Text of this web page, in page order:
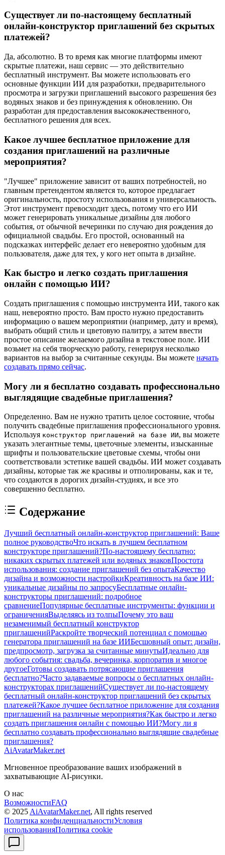
Существует ли по-настоящему бесплатный
онлайн-конструктор приглашений без скрытых
платежей?
Да, абсолютно. В то время как многие платформы имеют
скрытые платежи, наш сервис — это действительно
бесплатный инструмент. Вы можете использовать его
основные функции ИИ для разработки, предварительного
просмотра и загрузки приглашений высокого разрешения без
водяных знаков и без принуждения к обновлению. Он
разработан для предоставления высококачественного,
бесплатного решения для всех.
Какое лучшее бесплатное приложение для
создания приглашений на различные
мероприятия?
"Лучшее" приложение зависит от ваших потребностей, но
главным претендентом является то, которое предлагает
оригинальность, простоту использования и универсальность.
Этот инструмент превосходит здесь, потому что его ИИ
может генерировать уникальные дизайны для любого
события, от обычной вечеринки по случаю дня рождения до
официальной свадьбы. Его простой, основанный на
подсказках интерфейс делает его невероятно удобным для
пользователя, даже для тех, у кого нет опыта в дизайне.
Как быстро и легко создать приглашения
онлайн с помощью ИИ?
Создать приглашения с помощью инструмента ИИ, такого как
наш, невероятно просто. Вам просто нужно предоставить
информацию о вашем мероприятии (например, дату и время),
выбрать общий стиль и цветовую палитру, а затем ввести
простое описание желаемого дизайна в текстовое поле. ИИ
возьмет на себя творческую работу, генерируя несколько
вариантов на выбор за считанные секунды. Вы можете начать
создавать прямо сейчас.
Могу ли я бесплатно создавать профессионально
выглядящие свадебные приглашения?
Определенно. Вам не нужно тратить целое состояние, чтобы
получить свадебные приглашения профессионального уровня.
Используя конструктор приглашений на базе ИИ, вы можете
указать элегантные темы, цветочные элементы, изысканные
шрифты и пользовательские цветовые схемы, чтобы они
соответствовали эстетике вашей свадьбы. ИИ может создавать
дизайны, которые так же красивы и отполированы, как и те,
что создаются в дорогих дизайн-студиях, и все это
совершенно бесплатно.
Содержание
Лучший бесплатный онлайн-конструктор приглашений: Ваше
полное руководствоЧто искать в лучшем бесплатном
конструкторе приглашений?По-настоящему бесплатно:
никаких скрытых платежей или водяных знаковПростота
использования: создание приглашений без опытаКачество
дизайна и возможности настройкиКреативность на базе ИИ:
уникальные дизайны по запросуБесплатные онлайн-
конструкторы приглашений: подробное
сравнениеПопулярные бесплатные инструменты: функции и
ограниченияВыделяясь из толпыПочему это ваш
незаменимый бесплатный конструктор
приглашенийРаскройте творческий потенциал с помощью
генератора приглашений на базе ИИБесшовный опыт: дизайн,
предпросмотр, загрузка за считанные минутыИдеально для
любого события: свадьба, вечеринка, корпоратив и многое
другоеГотовы создавать потрясающие приглашения
бесплатно?Часто задаваемые вопросы о бесплатных онлайн-
конструкторах приглашенийСуществует ли по-настоящему
бесплатный онлайн-конструктор приглашений без скрытых
платежей?Какое лучшее бесплатное приложение для создания
приглашений на различные мероприятия?Как быстро и легко
создать приглашения онлайн с помощью ИИ?Могу ли я
бесплатно создавать профессионально выглядящие свадебные
приглашения?
AiAvatarMaker.net
Мгновенное преобразование ваших изображений в
захватывающие AI-рисунки.
О нас
ВозможностиFAQ
© 2025 AiAvatarMaker.net, All rights reserved
Политика конфиденциальностиУсловия
использованияПолитика cookie